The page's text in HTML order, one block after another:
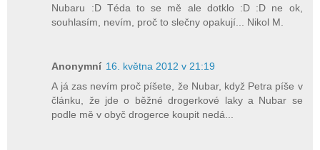
Nubaru :D Téda to se mě ale dotklo :D :D ne ok,
souhlasím, nevím, proč to slečny opakují... Nikol M.
Anonymní 16. května 2012 v 21:19
A já zas nevím proč píšete, že Nubar, když Petra píše v
článku, že jde o běžné drogerkové laky a Nubar se
podle mě v obyč drogerce koupit nedá...